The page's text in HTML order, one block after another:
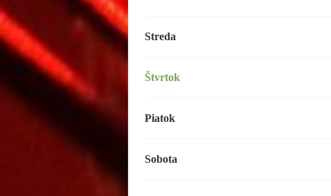
Streda
Štvrtok
Piatok
Sobota